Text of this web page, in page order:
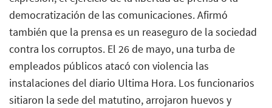
democratización de las comunicaciones. Afirmó
también que la prensa es un reaseguro de la sociedad
contra los corruptos. El 26 de mayo, una turba de
empleados públicos atacó con violencia las
instalaciones del diario Ultima Hora. Los funcionarios
sitiaron la sede del matutino, arrojaron huevos y